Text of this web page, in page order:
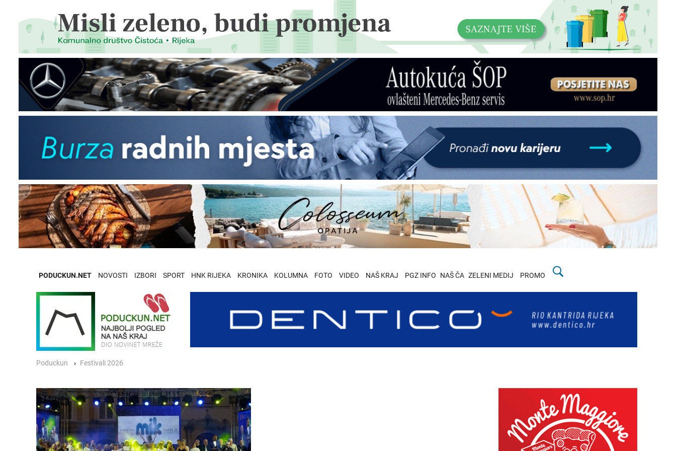
PODUCKUN.NET NOVOSTI IZBORI SPORT HNK RIJEKA KRONIKA KOLUMNA FOTO VIDEO NAŠ KRAJ PGZ INFO NAŠ ČA ZELENI MEDIJ PROMO
Poduckun Festivali 2026